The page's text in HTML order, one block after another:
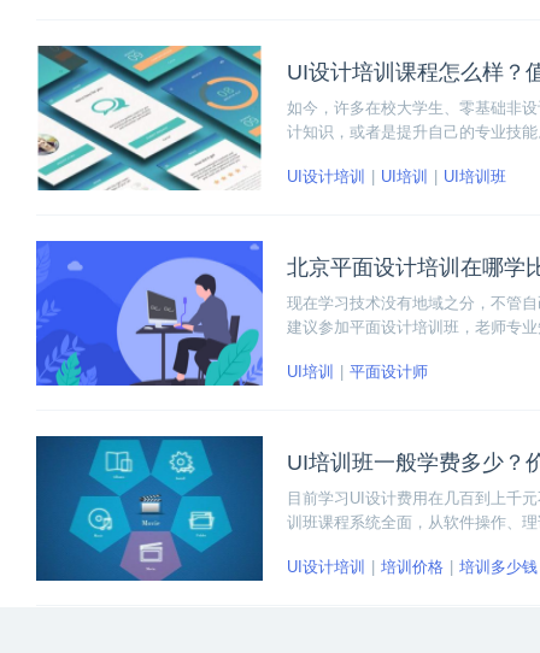
UI设计培训课程怎么样？
如今，许多在校大学生、零基础非
计知识，或者是提升自己的专业技
去。
UI设计培训 UI培训 UI培训班
北京平面设计培训在哪学
现在学习技术没有地域之分，不管
建议参加平面设计培训班，老师专
UI培训 平面设计师
UI培训班一般学费多少？
目前学习UI设计费用在几百到上千
训班课程系统全面，从软件操作、
UI设计培训
培训价格 培训多少钱